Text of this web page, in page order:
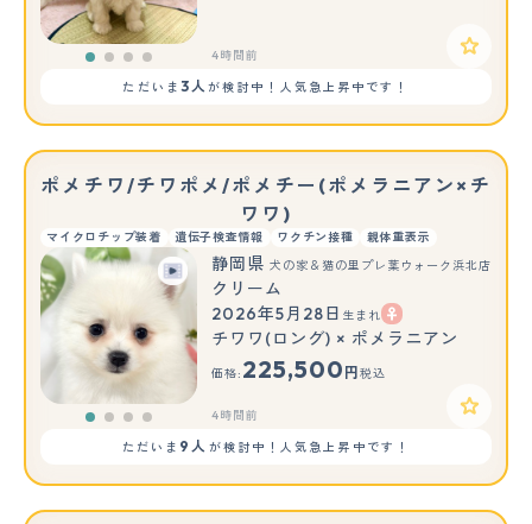
4時間前
ただいま 3人が検討中！人気急上昇中です！
ポメチワ/チワポメ/ポメチー(ポメラニアン×チ
ワワ)
マイクロチップ装着 遺伝子検査情報 ワクチン接種 親体重表示
静岡県 犬の家＆猫の里プレ葉ウォーク浜北店
クリーム
2026年5月28日 生まれ
チワワ(ロング) × ポメラニアン
価格: 225,500 円 税込
4時間前
ただいま 9人 が検討中！人気急上昇中です！